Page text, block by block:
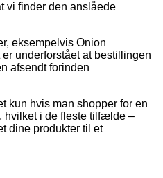
vi finder den anslåede
eksempelvis Onion
underforstået at bestillingen
afsendt forinden
kun hvis man shopper for en
hvilket i de fleste tilfælde –
dine produkter til et